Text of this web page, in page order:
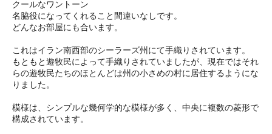
クールなワントーン
名脇役になってくれること間違いなしです。
どんなお部屋にも合います。
これはイラン南西部のシーラーズ州にて手織りされています。
もともと遊牧民によって手織りされていましたが、現在ではそれ
らの遊牧民たちのほとんどは州の小さめの村に居住するようにな
りました。
模様は、シンプルな幾何学的な模様が多く、中央に複数の菱形で
構成されています。